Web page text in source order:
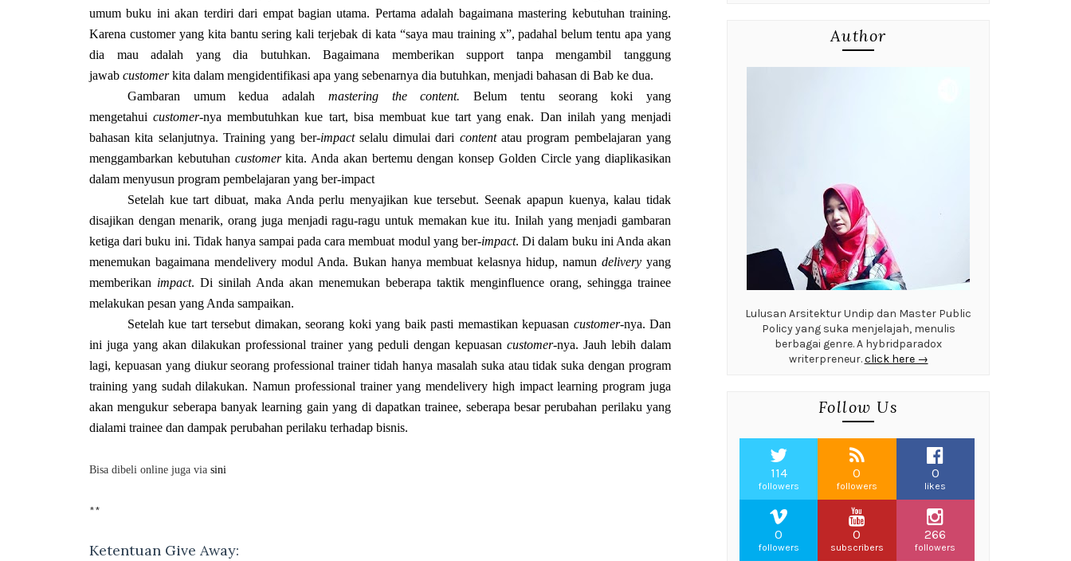
umum buku ini akan terdiri dari empat bagian utama. Pertama adalah bagaimana mastering kebutuhan training.
Karena customer yang kita bantu sering kali terjebak di kata “saya mau training x”, padahal belum tentu apa yang
dia mau adalah yang dia butuhkan. Bagaimana memberikan support tanpa mengambil tanggung
jawab customerkita dalam mengidentifikasi apa yang sebenarnya dia butuhkan, menjadi bahasan di Bab ke dua.
Gambaran umum kedua adalah mastering the content.Belum tentu seorang koki yang
mengetahuicustomer-nya membutuhkan kue tart, bisa membuat kue tart yang enak. Dan inilah yang menjadi
bahasan kita selanjutnya. Training yang ber-impactselalu dimulai dari contentatau program pembelajaran yang
menggambarkan kebutuhan customerkita. Anda akan bertemu dengan konsep Golden Circle yang diaplikasikan
dalam menyusun program pembelajaran yang ber-impact
Setelah kue tart dibuat, maka Anda perlu menyajikan kue tersebut. Seenak apapun kuenya, kalau tidak
disajikan dengan menarik, orang juga menjadi ragu-ragu untuk memakan kue itu. Inilah yang menjadi gambaran
ketiga dari buku ini. Tidak hanya sampai pada cara membuat modul yang ber-impact. Di dalam buku ini Anda akan
menemukan bagaimana mendelivery modul Anda. Bukan hanya membuat kelasnya hidup, namun delivery yang
memberikan impact. Di sinilah Anda akan menemukan beberapa taktik menginfluence orang, sehingga trainee
melakukan pesan yang Anda sampaikan.
Setelah kue tart tersebut dimakan, seorang koki yang baik pasti memastikan kepuasan customer-nya. Dan
ini juga yang akan dilakukan professional trainer yang peduli dengan kepuasan customer-nya. Jauh lebih dalam
lagi, kepuasan yang diukur seorang professional trainer tidah hanya masalah suka atau tidak suka dengan program
training yang sudah dilakukan. Namun professional trainer yang mendelivery high impact learning program juga
akan mengukur seberapa banyak learning gain yang di dapatkan trainee, seberapa besar perubahan perilaku yang
dialami trainee dan dampak perubahan perilaku terhadap bisnis.
Bisa dibeli online juga via sini
**
Ketentuan Give Away:
Author
Lulusan Arsitektur Undip dan Master Public
Policy yang suka menjelajah, menulis
berbagai genre. A hybridparadox
writerpreneur.click here →
Follow Us
114
followers
0
followers
0
likes
0
followers
0
subscribers
266
followers